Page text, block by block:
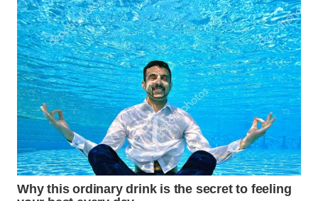
WAHANANEWS
NET
WAHANA
SPORT
WAHANA
UMKM
WAHANA